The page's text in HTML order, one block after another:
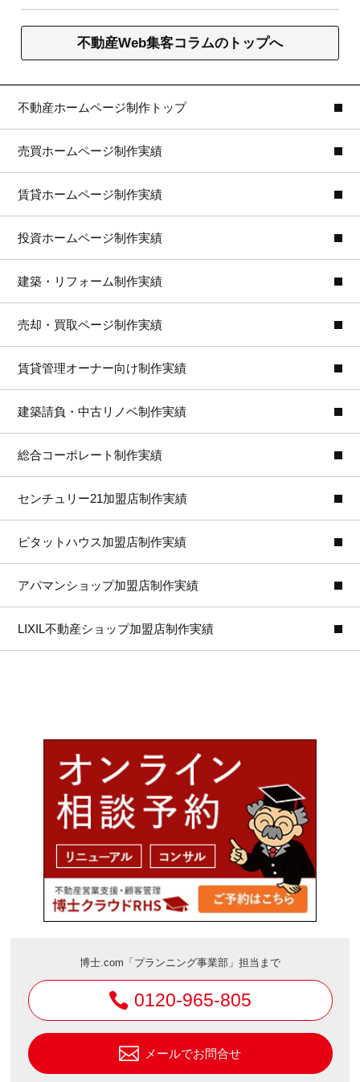
不動産Web集客コラムのトップへ
不動産ホームページ制作トップ
売買ホームページ制作実績
賃貸ホームページ制作実績
投資ホームページ制作実績
建築・リフォーム制作実績
売却・買取ページ制作実績
賃貸管理オーナー向け制作実績
建築請負・中古リノベ制作実績
総合コーポレート制作実績
センチュリー21加盟店制作実績
ピタットハウス加盟店制作実績
アパマンショップ加盟店制作実績
LIXIL不動産ショップ加盟店制作実績
博士.com「プランニング事業部」担当まで
0120-965-805
メールでお問合せ